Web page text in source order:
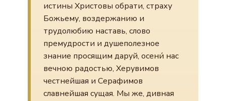
истины Христовы обрати, страху
Божьему, воздержанию и
трудолюбию наставь, слово
премудрости и душеполезное
знание просящим даруй, осени́ нас
вечною радостью, Херувимов
честнейшая и Серафимов
славнейшая сущая. Мы же, дивная